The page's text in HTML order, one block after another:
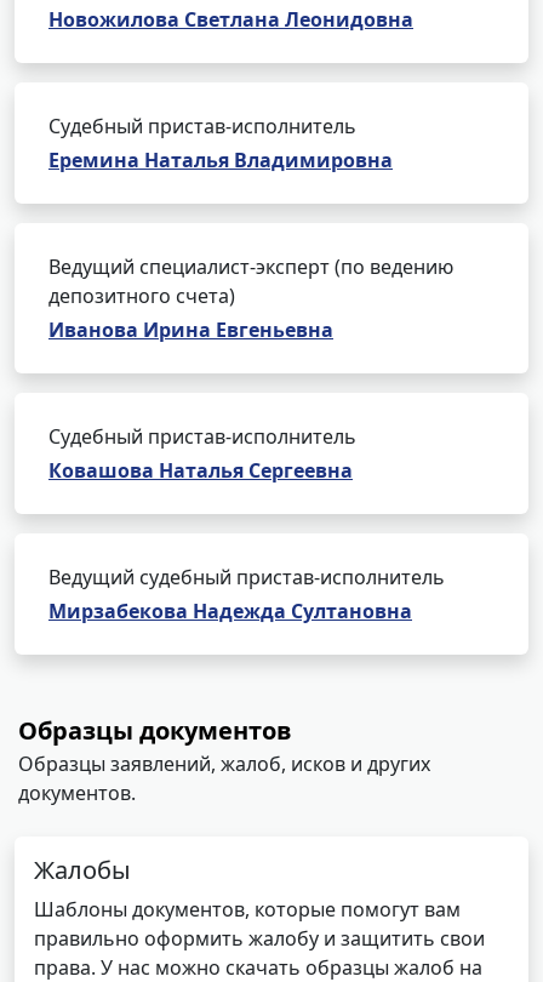
Новожилова Светлана Леонидовна
Судебный пристав-исполнитель
Еремина Наталья Владимировна
Ведущий специалист-эксперт (по ведению
депозитного счета)
Иванова Ирина Евгеньевна
Судебный пристав-исполнитель
Ковашова Наталья Сергеевна
Ведущий судебный пристав-исполнитель
Мирзабекова Надежда Султановна
Образцы документов
Образцы заявлений, жалоб, исков и других
документов.
Жалобы
Шаблоны документов, которые помогут вам
правильно оформить жалобу и защитить свои
права. У нас можно скачать образцы жалоб на